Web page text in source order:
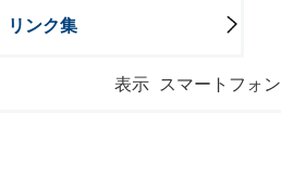
リンク集
表示 スマートフォン